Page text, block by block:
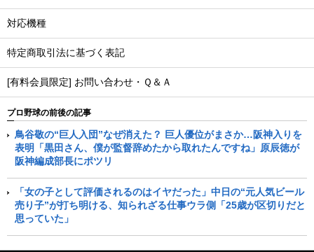
対応機種
特定商取引法に基づく表記
[有料会員限定] お問い合わせ・Ｑ＆Ａ
プロ野球の前後の記事
鳥谷敬の“巨人入団”なぜ消えた？ 巨人優位がまさか…阪神入りを
表明「黒田さん、僕が監督辞めたから取れたんですね」原辰徳が
阪神編成部長にポツリ
「女の子として評価されるのはイヤだった」中日の“元人気ビール
売り子”が打ち明ける、知られざる仕事ウラ側「25歳が区切りだと
思っていた」